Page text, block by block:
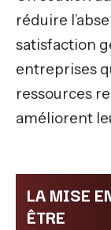
réduire
satisfaction
entreprises
ressources
améliorent
LA MISE
ÊTRE